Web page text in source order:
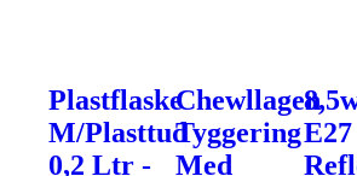
Plastflaske
M/Plasttud
0,2 Ltr -
Chewllagen
Tyggering
Med
E27